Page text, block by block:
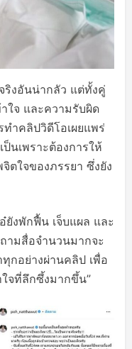
ริงอันน่ากลัว แต่ทั้งคู่
ใจ และความรับผิด
ำคลิปวิดีโอเผยแพร่
นเพราะต้องการให้
ตใจของภรรยา ซึ่งยัง
ยังพักฟื้น เจ็บแผล และ
ามสื่อจำนวนมากจะ
ทุกอย่างผ่านคลิป เพื่อ
จที่ลึกซึ้งมากขึ้น”